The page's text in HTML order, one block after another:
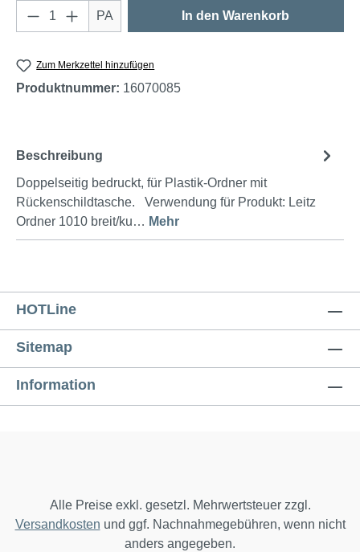
Produkt Anzahl: Gib den gewünschten
PA In den Warenkorb
Zum Merkzettel hinzufügen
Produktnummer: 16070085
Beschreibung
Doppelseitig bedruckt, für Plastik-Ordner mit
Rückenschildtasche. Verwendung für Produkt: Leitz
Ordner 1010 breit/ku… Mehr
HOTLine
Sitemap
Information
Alle Preise exkl. gesetzl. Mehrwertsteuer zzgl.
Versandkosten und ggf. Nachnahmegebühren, wenn nicht
anders angegeben.